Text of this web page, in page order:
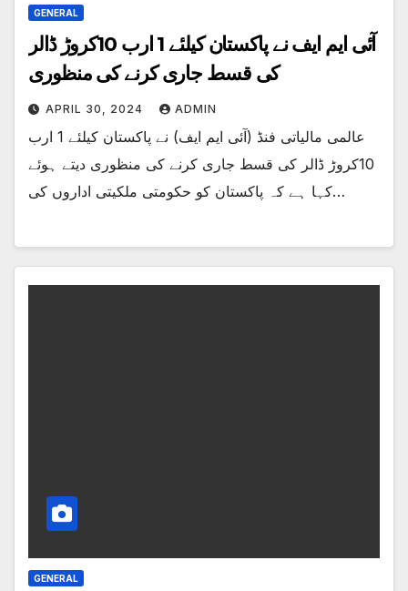
GENERAL
آئی ایم ایف نے پاکستان کیلئے 1 ارب 10کروڑ ڈالر
کی قسط جاری کرنے کی منظوری
APRIL 30, 2024 ADMIN
عالمی مالیاتی فنڈ (آئی ایم ایف) نے پاکستان کیلئے 1 ارب
10کروڑ ڈالر کی قسط جاری کرنے کی منظوری دیتے ہوئے
کہا ہے کہ پاکستان کو حکومتی ملکیتی اداروں کی…
GENERAL